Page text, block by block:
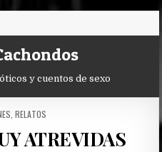
y cuentos de sexo
RELATOS
ATREVIDAS